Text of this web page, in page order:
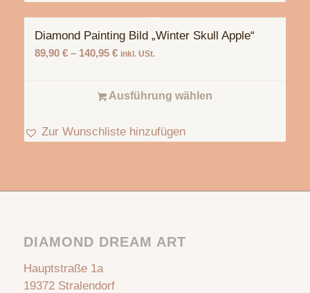
Diamond Painting Bild „Winter Skull Apple“
89,90 €– 140,95 € inkl. USt.
Ausführung wählen
Zur Wunschliste hinzufügen
DIAMOND DREAM ART
Hauptstraße 1a
19372 Stralendorf